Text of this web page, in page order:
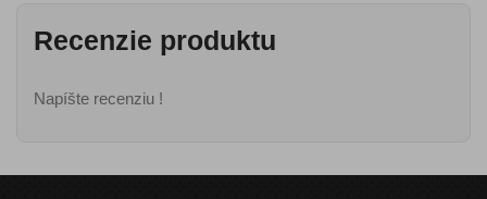
Recenzie produktu
Napíšte recenziu !